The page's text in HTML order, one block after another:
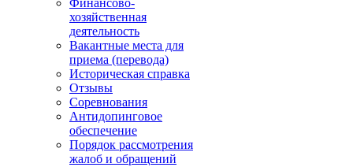
Финансово-
хозяйственная
деятельность
Вакантные места для
приема (перевода)
Историческая справка
Отзывы
Соревнования
Антидопинговое
обеспечение
Порядок рассмотрения
жалоб и обращений